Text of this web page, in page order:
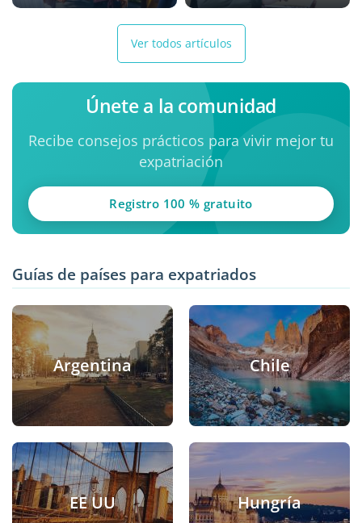
Ver todos artículos
Únete a la comunidad
Recibe consejos prácticos para vivir mejor tu
expatriación
Registro 100 % gratuito
Guías de países para expatriados
Argentina Chile
EE UU Hungría